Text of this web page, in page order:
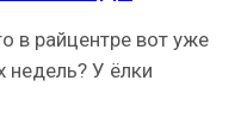
в райцентре вот уже
недель? У ёлки